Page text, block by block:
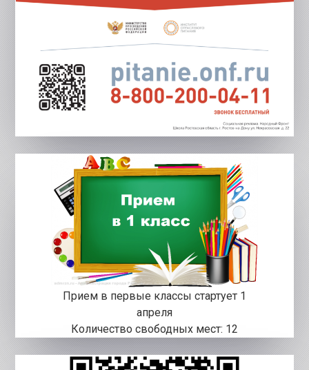
Прием в первые классы стартует 1
апреля
Количество свободных мест: 12